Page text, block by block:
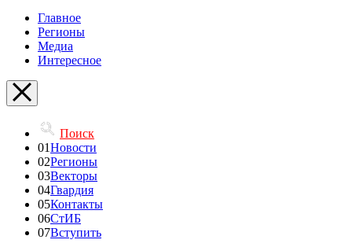
Главное
Регионы
Медиа
Интересное
Поиск
01Новости
02Регионы
03Векторы
04Гвардия
05Контакты
06СтИБ
07Вступить